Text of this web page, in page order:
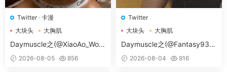
Twitter· 卡漫
大块头
大胸肌
大胸肌肉男
Daymuscle之(@XiaoAo_Worl
d-@XiaoAo.art）
2026-08-05 856
Twitter
大块头
大胸肌
大胸肌肉男
Daymuscle之(@Fantasy938
15579-@孔控Kong）
2026-08-04 916